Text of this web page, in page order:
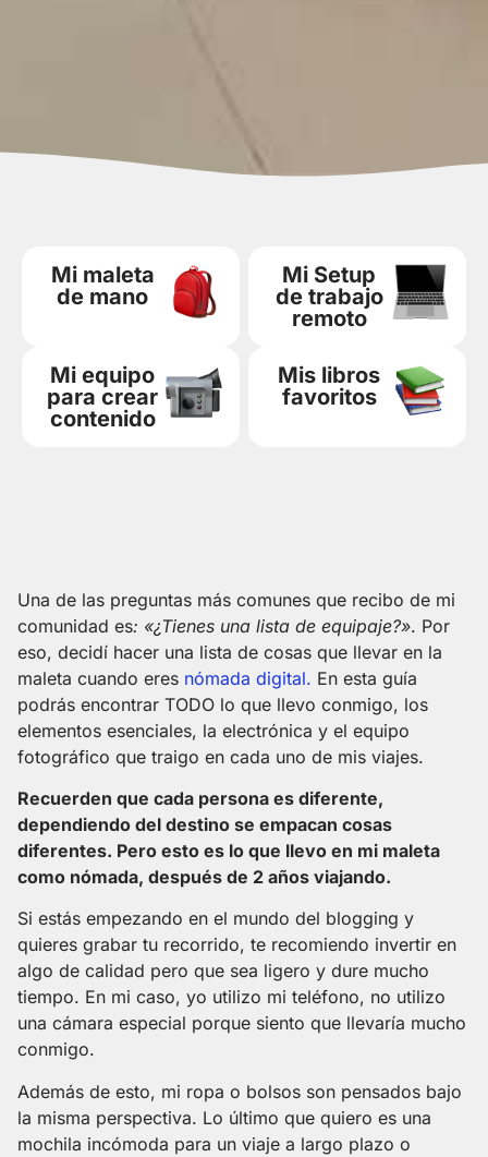
Mi maleta
de mano
Mi Setup
de trabajo
remoto
Mi equipo
para crear
contenido
Mis libros
favoritos
Una de las preguntas más comunes que recibo de mi
comunidad es: «¿Tienes una lista de equipaje?». Por
eso, decidí hacer una lista de cosas que llevar en la
maleta cuando eres nómada digital. En esta guía
podrás encontrar TODO lo que llevo conmigo, los
elementos esenciales, la electrónica y el equipo
fotográfico que traigo en cada uno de mis viajes.
Recuerden que cada persona es diferente,
dependiendo del destino se empacan cosas
diferentes. Pero esto es lo que llevo en mi maleta
como nómada, después de 2 años viajando.
Si estás empezando en el mundo del blogging y
quieres grabar tu recorrido, te recomiendo invertir en
algo de calidad pero que sea ligero y dure mucho
tiempo. En mi caso, yo utilizo mi teléfono, no utilizo
una cámara especial porque siento que llevaría mucho
conmigo.
Además de esto, mi ropa o bolsos son pensados bajo
la misma perspectiva. Lo último que quiero es una
mochila incómoda para un viaje a largo plazo o